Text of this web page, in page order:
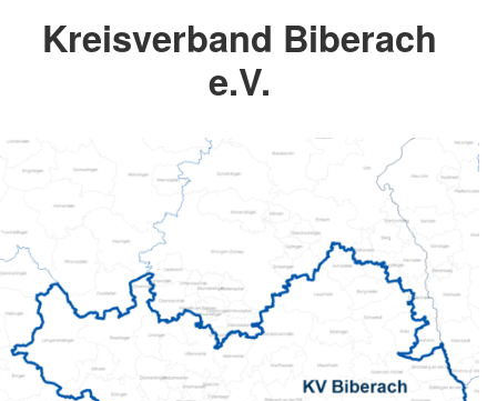
Kreisverband Biberach
e.V.